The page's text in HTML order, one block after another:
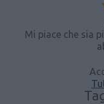
Mi piace che sia